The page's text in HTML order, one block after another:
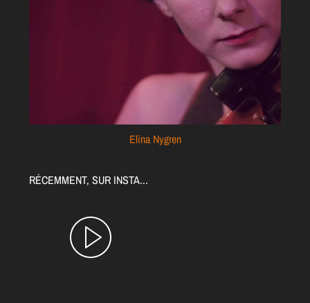
Elina Nygren
RÉCEMMENT, SUR INSTA...